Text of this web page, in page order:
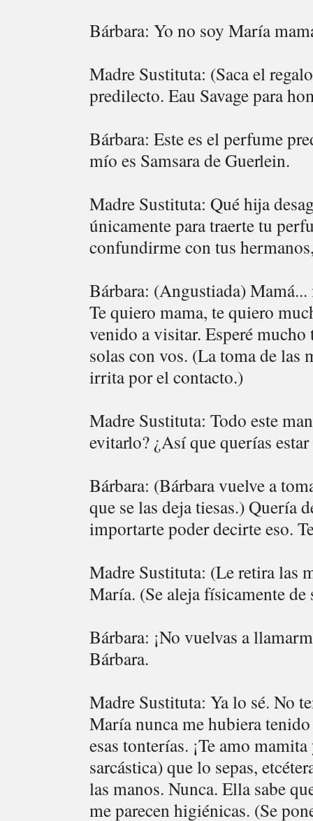
Bárbara: Yo no soy María
Madre Sustituta: (Saca el
predilecto. Eau Savage para
Bárbara: Este es el perfume
mío es Samsara de Guerlein.
Madre Sustituta: Qué hija
únicamente para traerte tu
confundirme con tus
Bárbara: (Angustiada)
Te quiero mama, te quiero
venido a visitar. Esperé
solas con vos. (La toma de las
irrita por el contacto.)
Madre Sustituta: Todo este
evitarlo? ¿Así que querías
Bárbara: (Bárbara vuelve a
que se las deja tiesas.) Quería
importarte poder decirte eso.
Madre Sustituta: (Le retira las
María. (Se aleja físicamente de
Bárbara: ¡No vuelvas a
Bárbara.
Madre Sustituta: Ya lo sé. No
María nunca me hubiera
esas tonterías. ¡Te amo
sarcástica) que lo sepas,
las manos. Nunca. Ella sabe
me parecen higiénicas. (Se